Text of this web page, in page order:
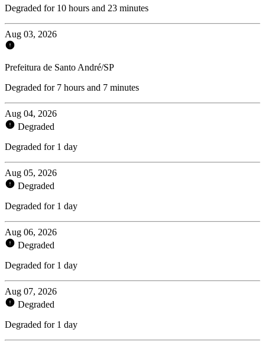
Degraded for 10 hours and 23 minutes
Aug 03, 2026
Prefeitura de Santo André/SP
Degraded for 7 hours and 7 minutes
Aug 04, 2026
Degraded
Degraded for 1 day
Aug 05, 2026
Degraded
Degraded for 1 day
Aug 06, 2026
Degraded
Degraded for 1 day
Aug 07, 2026
Degraded
Degraded for 1 day